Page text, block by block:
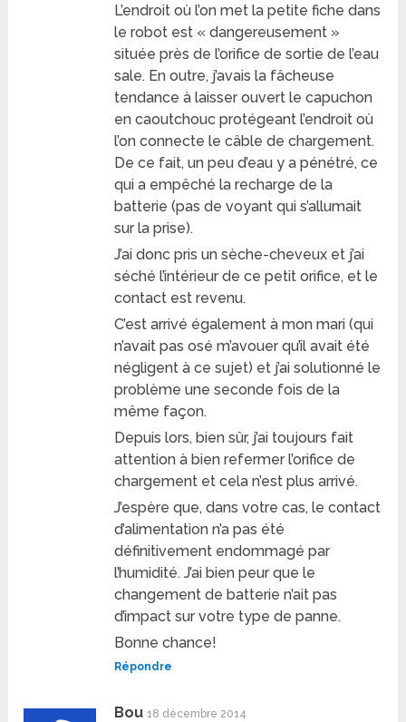
L’endroit où l’on met la petite fiche dans
le robot est « dangereusement »
située près de l’orifice de sortie de l’eau
sale. En outre, j’avais la fâcheuse
tendance à laisser ouvert le capuchon
en caoutchouc protégeant l’endroit où
l’on connecte le câble de chargement.
De ce fait, un peu d’eau y a pénétré, ce
qui a empêché la recharge de la
batterie (pas de voyant qui s’allumait
sur la prise).
J’ai donc pris un sèche-cheveux et j’ai
séché l’intérieur de ce petit orifice, et le
contact est revenu.
C’est arrivé également à mon mari (qui
n’avait pas osé m’avouer qu’il avait été
négligent à ce sujet) et j’ai solutionné le
problème une seconde fois de la
même façon.
Depuis lors, bien sûr, j’ai toujours fait
attention à bien refermer l’orifice de
chargement et cela n’est plus arrivé.
J’espère que, dans votre cas, le contact
d’alimentation n’a pas été
définitivement endommagé par
l’humidité. J’ai bien peur que le
changement de batterie n’ait pas
d’impact sur votre type de panne.
Bonne chance!
Répondre
Bou 18 décembre 2014